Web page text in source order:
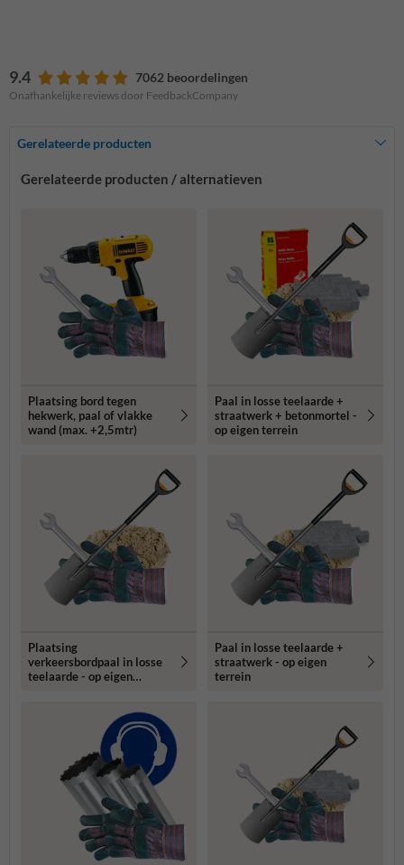
9.4 7062 beoordelingen
Onafhankelijke reviews door FeedbackCompany
Gerelateerde producten
Gerelateerde producten / alternatieven
Plaatsing bord tegen
hekwerk, paal of vlakke
wand (max. +2,5mtr)
Paal in losse teelaarde +
straatwerk + betonmortel -
op eigen terrein
Plaatsing
verkeersbordpaal in losse
teelaarde - op eigen
Paal in losse teelaarde +
straatwerk - op eigen
terrein